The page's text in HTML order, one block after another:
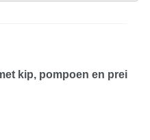
kip, pompoen en prei